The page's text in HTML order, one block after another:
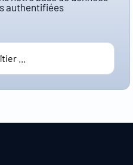
authentifiées